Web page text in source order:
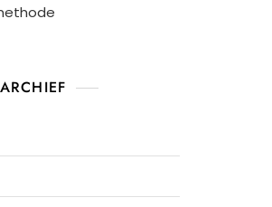
ARCHIEF